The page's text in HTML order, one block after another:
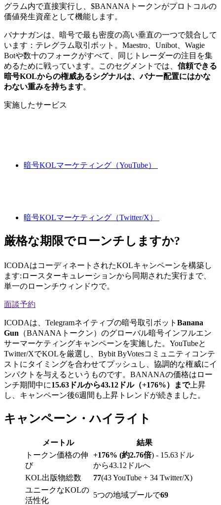
グラム内で直接実行し、$BANANAトークンがプロトコルの
価値発生資産として機能します。
バナナガンは、暗号で最も密度の高い垂直の一つで競合して
います：テレグラム取引ボット。Maestro、Unibot、Wagie
Botや数十のフォークがすべて、同じトレーダーの注目を集
めるために戦っています。このセグメントでは、 信頼できる
暗号KOLからの権威あるシグナルは、バナー配置にはかな
わない重みを持ちます。
実施したサービス
暗号KOLマーケティング（YouTube）
暗号KOLマーケティング（Twitter/X）
厳格な期限でローンチしますか?
ICODAはコーディネートされたKOLキャンペーンを構築し
ます:ロースターキュレーションから同期された実行まで、
単一のローンチウィンドウで。
面談予約
ICODAは、Telegramネイティブの暗号取引ボット Banana
Gun （BANANAトークン）のグローバル暗号インフルエン
サーマーケティングキャンペーンを実施した。YouTubeと
Twitter/XでKOLを厳選し、Bybit ByVotesコミュニティコンテ
ストにタイミングを合わせてプッシュし、協調的な権威にイ
ンパクトを与えるというものです。BANANAの価格はロー
ンチ期間中に15.63ドルから43.12ドル（+176%）まで上昇
し、キャンペーン後6週間も上昇トレンドが続きました。
キャンペーン・ハイライト
メートル
結果
トークン価格の伸
び
+176% (約2.76倍) - 15.63ドル
から43.12ドルへ
KOL出版物総数
77(43 YouTube + 34 Twitter/X)
ユニークなKOLの
活性化
5つの地域プールで69